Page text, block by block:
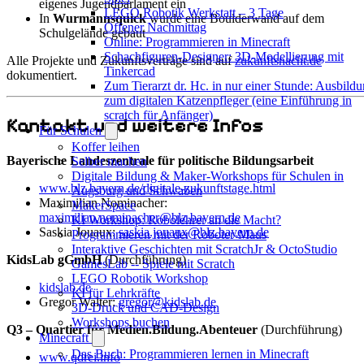
LEGO Robotik Werkstatt – 3 Tage
Offener Nachmittag
Online: Programmieren in Minecraft
Schachfiguren-Designer: 3D-Modellierung mit
Tinkercad
Zum Tierarzt dr. Hc. in nur einer Stunde:
zum digitalen Katzenpfleger (eine Einführung in
scratch für Anfänger)
Für Schulen
Koffer leihen
Selber machen
Digitale Bildung & Maker-Workshops für Schulen in
Augsburg und Schwaben
MakerSpace
KI Workshop: Robolehrer an die Macht?
Programmieren mit der Roboter-Maus
Interaktive Geschichten mit ScratchJr & OctoStudio
GamesLab -- Spiele mit Scratch
LEGO Robotik Workshop
KI für Lehrkräfte
3D-Druck und CAD-Design
Workshops buchen
Minecraft
Das Buch: Programmieren lernen in Minecraft
eigenes Jugendparlament ein
In Wurmannsquickwurde eine Boulderwand auf dem
Schulgelände gebaut
Alle Projekte und Zukunftsverträge sind aufzukunftsnacht.de
dokumentiert.
Kontakt und weitere Infos
Bayerische Landeszentrale für politische Bildungsarbeit
www.blz.bayern.de/digitale-zukunftstage.html
Maximilian Nominacher:
maximilian.nominacher@blz.bayern.de
Saskia Jouaux:saskia.jouaux@blz.bayern.de
KidsLab gGmbH(Durchführung)
kidslab.de
Gregor Walter:gregor@kidslab.de
Q3 – Quartier für Medien.Bildung.Abenteuer (Durchführung)
www.qdrei.info